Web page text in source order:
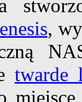
,
twarde